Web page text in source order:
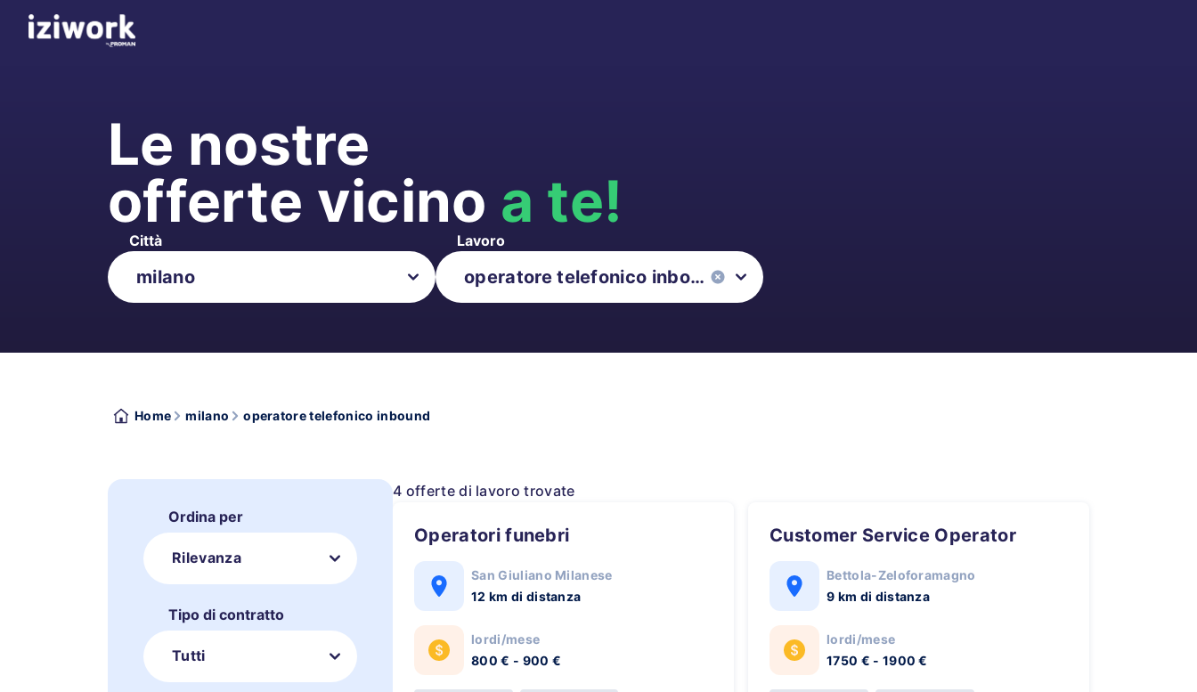
Le nostre
offerte vicino a te!
Città Lavoro
Home milano operatore telefonico inbound
Ordina per
Rilevanza
Tipo di contratto
Tutti
4 offerte di lavoro trovate
Operatori funebri
San Giuliano Milanese
12 km di distanza
lordi/mese
800 € - 900 €
Customer Service Operator
Bettola-Zeloforamagno
9 km di distanza
lordi/mese
1750 € - 1900 €